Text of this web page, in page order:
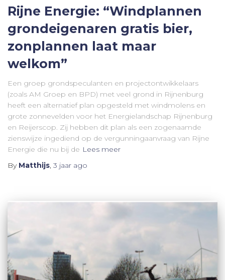
Rijne Energie: “Windplannen
grondeigenaren gratis bier,
zonplannen laat maar
welkom”
Een groep grondspeculanten en projectontwikkelaars
(zoals AM Groep en BPD) met veel grond in Rijnenburg
heeft een alternatief plan opgesteld met windmolens en
grote zonnevelden voor het Energielandschap Rijnenburg
en Reijerscop. Zij hebben dit plan als een zogenaamde
zienswijze ingediend op de vergunningaanvraag van Rijne
Energie die nu bij de Lees meer
By Matthijs, 3 jaar ago